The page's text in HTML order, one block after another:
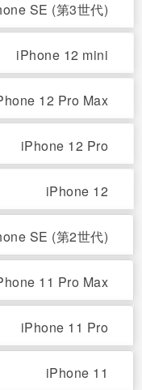
SE (第3世代)
iPhone 12 mini
12 Pro Max
iPhone 12 Pro
iPhone 12
SE (第2世代)
11 Pro Max
iPhone 11 Pro
iPhone 11